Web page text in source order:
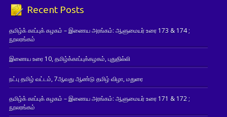
Recent Posts
தமிழ்க் காப்புக் கழகம் – இணைய அரங்கம்: ஆளுமையர் உரை 173 & 174 ;
நூலரங்கம்
இணைய உரை 10, தமிழ்க்காப்புக்கழகம், புதுதில்லி
நட்பு தமிழ் வட்டம், 7ஆவது ஆண்டு தமிழ் விழா, மதுரை
தமிழ்க் காப்புக் கழகம் – இணைய அரங்கம்: ஆளுமையர் உரை 171 & 172 ;
நூலரங்கம்